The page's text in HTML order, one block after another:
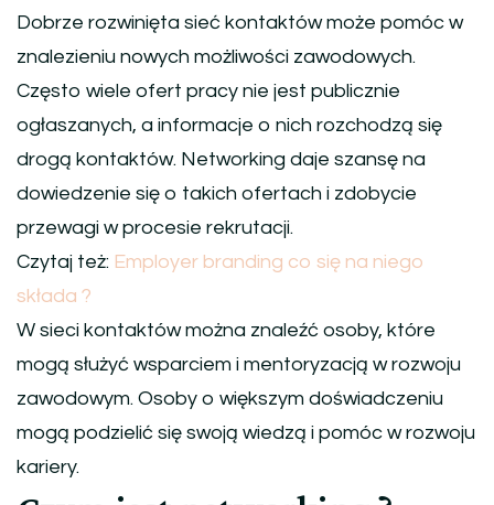
Dobrze rozwinięta sieć kontaktów może pomóc w
znalezieniu nowych możliwości zawodowych.
Często wiele ofert pracy nie jest publicznie
ogłaszanych, a informacje o nich rozchodzą się
drogą kontaktów. Networking daje szansę na
dowiedzenie się o takich ofertach i zdobycie
przewagi w procesie rekrutacji.
Czytaj też: Employer branding co się na niego
składa ?
W sieci kontaktów można znaleźć osoby, które
mogą służyć wsparciem i mentoryzacją w rozwoju
zawodowym. Osoby o większym doświadczeniu
mogą podzielić się swoją wiedzą i pomóc w rozwoju
kariery.